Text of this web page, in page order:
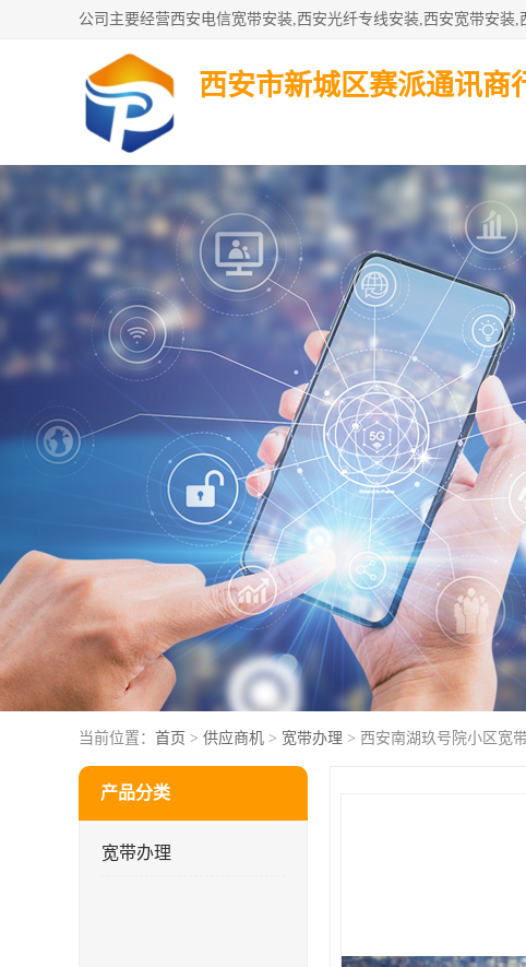
西安市新城区赛派通讯商
当前位置： 首页 > 供应商机 > 宽带办理 > 西安南湖玖号院小区宽
产品分类
宽带办理